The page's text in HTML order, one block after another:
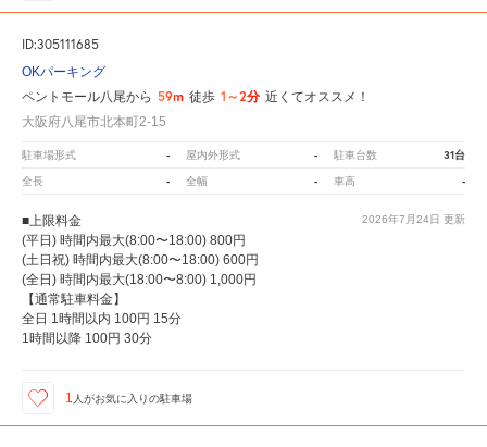
ID:305111685
OKパーキング
ペントモール八尾から 59m 徒歩 1～2分 近くてオススメ！
大阪府八尾市北本町2-15
駐車場形式 - 屋内外形式 - 駐車台数 31台
全長 - 全幅 - 車高 -
2026年7月24日 更新
■上限料金
(平日) 時間内最大(8:00〜18:00) 800円
(土日祝) 時間内最大(8:00〜18:00) 600円
(全日) 時間内最大(18:00〜8:00) 1,000円
【通常駐車料金】
全日 1時間以内 100円 15分
1時間以降 100円 30分
1 人がお気に入りの駐車場